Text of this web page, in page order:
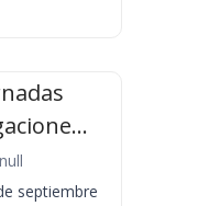
septiembre